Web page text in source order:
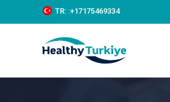
k
c
TR: :+‪17175469334‬